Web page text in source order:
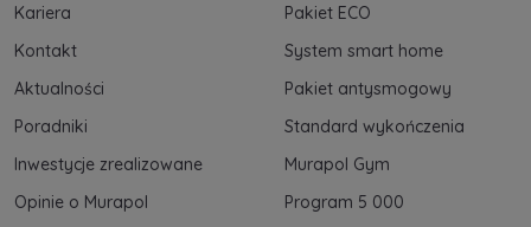
Kariera
Kontakt
Aktualności
Poradniki
Inwestycje zrealizowane
Opinie o Murapol
Pakiet ECO
System smart home
Pakiet antysmogowy
Standard wykończenia
Murapol Gym
Program 5 000